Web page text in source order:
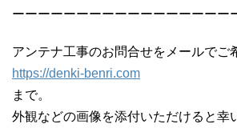
ーーーーーーーーーーーーーーーーー
アンテナ工事のお問合せをメールでご
https://denki-benri.com
まで。
外観などの画像を添付いただけると幸